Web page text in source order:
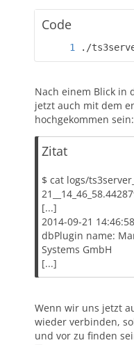
Code
./
Nach einem Blick in
jetzt auch mit dem
hochgekommen sein:
Zitat
$ cat logs/
[...]
2014-09-21
dbPlugin name:
Systems GmbH
[...]
Wenn wir uns jetzt
wieder verbinden,
und vor zu finden